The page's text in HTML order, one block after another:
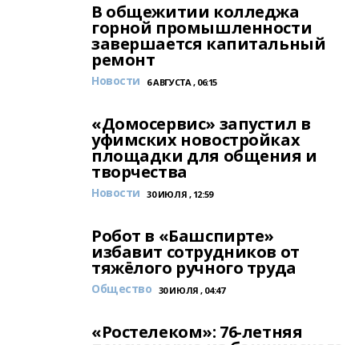
В общежитии колледжа
горной промышленности
завершается капитальный
ремонт
Новости 6 АВГУСТА , 06:15
«Домосервис» запустил в
уфимских новостройках
площадки для общения и
творчества
Новости 30 ИЮЛЯ , 12:59
Робот в «Башспирте»
избавит сотрудников от
тяжёлого ручного труда
Общество 30 ИЮЛЯ , 04:47
«Ростелеком»: 76-летняя